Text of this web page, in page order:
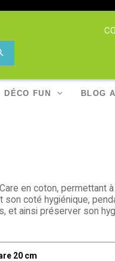
DÉCO FUN BLOG
en coton, permettant
coté hygiénique,
et ainsi préserver son
20 cm